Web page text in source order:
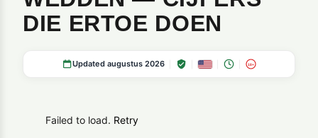
DIE ERTOE DOEN
Updated augustus 2026 18+
Failed to load. Retry